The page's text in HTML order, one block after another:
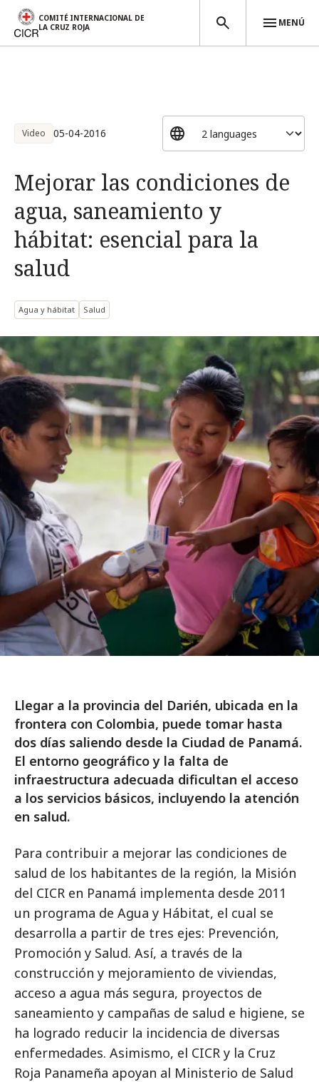
COMITÉ INTERNACIONAL DE
LA CRUZ ROJA
MENÚ
Video 05-04-2016
Mejorar las condiciones de
agua, saneamiento y
hábitat: esencial para la
salud
Agua y hábitat Salud
Llegar a la provincia del Darién, ubicada en la
frontera con Colombia, puede tomar hasta
dos días saliendo desde la Ciudad de Panamá.
El entorno geográfico y la falta de
infraestructura adecuada dificultan el acceso
a los servicios básicos, incluyendo la atención
en salud.
Para contribuir a mejorar las condiciones de
salud de los habitantes de la región, la Misión
del CICR en Panamá implementa desde 2011
un programa de Agua y Hábitat, el cual se
desarrolla a partir de tres ejes: Prevención,
Promoción y Salud. Así, a través de la
construcción y mejoramiento de viviendas,
acceso a agua más segura, proyectos de
saneamiento y campañas de salud e higiene, se
ha logrado reducir la incidencia de diversas
enfermedades. Asimismo, el CICR y la Cruz
Roja Panameña apoyan al Ministerio de Salud